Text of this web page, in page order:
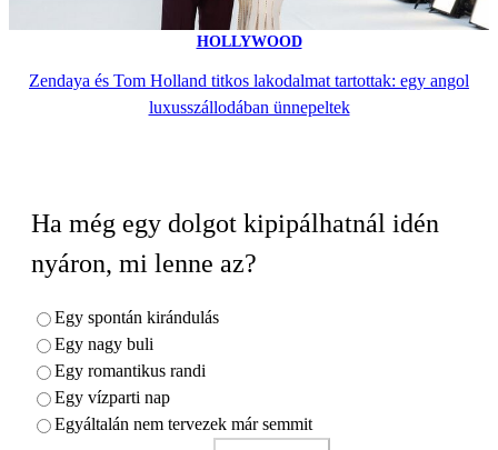
HOLLYWOOD
Zendaya és Tom Holland titkos lakodalmat tartottak: egy angol
luxusszállodában ünnepeltek
Ha még egy dolgot kipipálhatnál idén
nyáron, mi lenne az?
Egy spontán kirándulás
Egy nagy buli
Egy romantikus randi
Egy vízparti nap
Egyáltalán nem tervezek már semmit